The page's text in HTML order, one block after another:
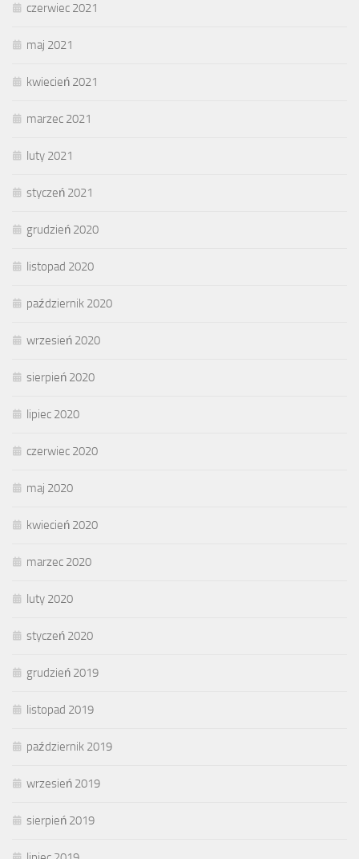
czerwiec 2021
maj 2021
kwiecień 2021
marzec 2021
luty 2021
styczeń 2021
grudzień 2020
listopad 2020
październik 2020
wrzesień 2020
sierpień 2020
lipiec 2020
czerwiec 2020
maj 2020
kwiecień 2020
marzec 2020
luty 2020
styczeń 2020
grudzień 2019
listopad 2019
październik 2019
wrzesień 2019
sierpień 2019